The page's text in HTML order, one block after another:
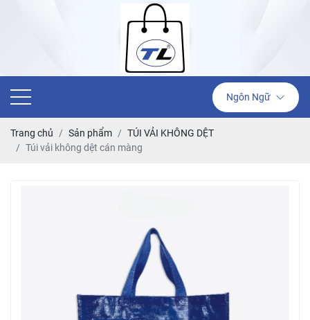
Ngôn Ngữ
Trang chủ Sản phẩm
TÚI VẢI KHÔNG DỆT
Túi vải không dệt cán màng